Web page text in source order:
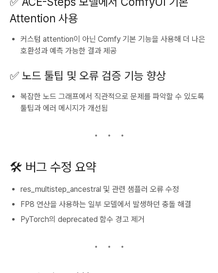
Attention 사용
커스텀 attention이 아닌 Comfy 기본 기능을 사용해 더 나은
호환성과 예측 가능한 결과 제공
✅ 노드 툴팁 및 오류 검증 기능 향상
복잡한 노드 그래프에서 직관적으로 문제를 파악할 수 있도록
툴팁과 에러 메시지가 개선됨
🛠 버그 수정 요약
res_multistep_ancestral 및 관련 샘플러 오류 수정
FP8 연산을 사용하는 일부 모델에서 발생하던 충돌 해결
PyTorch의 deprecated 함수 경고 제거